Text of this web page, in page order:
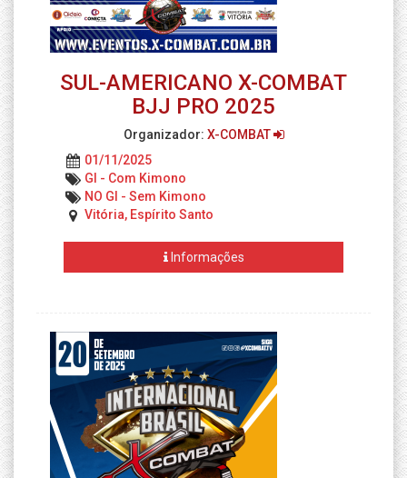
SUL-AMERICANO X-COMBAT
BJJ PRO 2025
Organizador: X-COMBAT
01/11/2025
GI - Com Kimono
NO GI - Sem Kimono
Vitória, Espírito Santo
Informações